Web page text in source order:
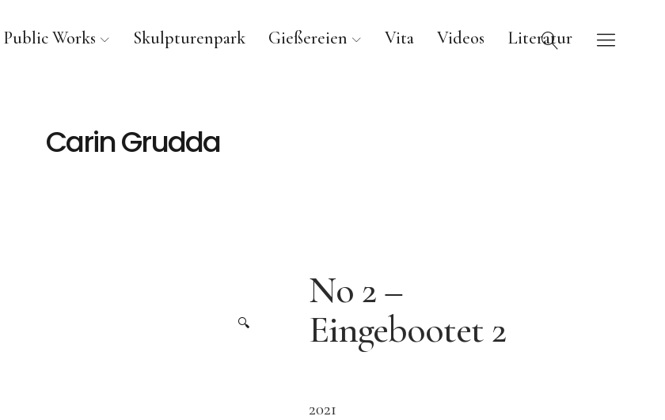
Public Works Skulpturenpark Gießereien Vita Videos
Literatur
Carin Grudda
🔍
No 2 –
Eingebootet 2
2021